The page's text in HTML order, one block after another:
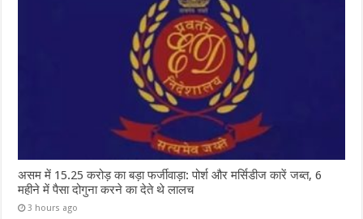
असम में 15.25 करोड़ का बड़ा फर्जीवाड़ा: पोर्श और मर्सिडीज कारें जब्त, 6
महीने में पैसा दोगुना करने का देते थे लालच
3 hours ago